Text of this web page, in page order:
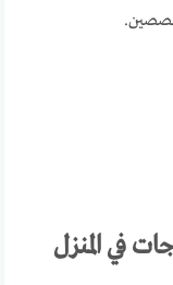
في المنزل